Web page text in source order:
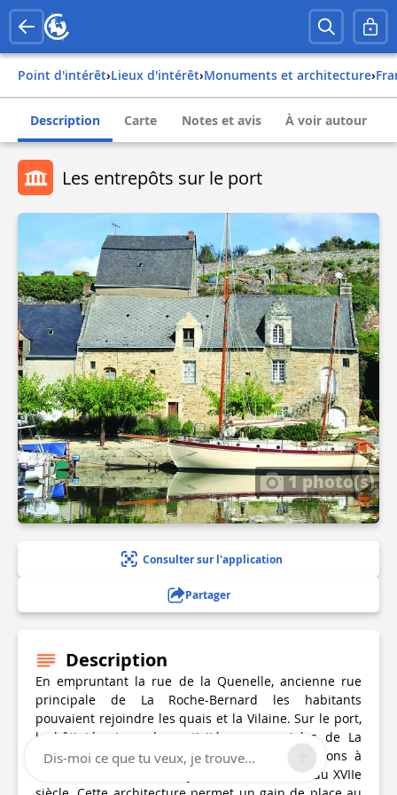
Point d'intérêt› Lieux d'intérêt› Monuments et architecture›
Description Carte Notes et avis À voir autour
Les entrepôts sur le port
1 photo(s)
Consulter sur l'application
Partager
Description
En empruntant la rue de la Quenelle, ancienne rue
principale de La Roche-Bernard les habitants
pouvaient rejoindre les quais et la Vilaine. Sur le port,
le bâti témoigne des activités commerciales de La
Roche-Bernard comme le montrent deux maisons à
escaliers extérieurs de style vannetais datant du XVIIe
Dis-moi ce que tu veux, je trouve...